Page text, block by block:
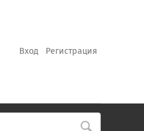
Вход Регистрация